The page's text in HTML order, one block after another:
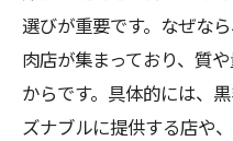
選びが重要です。なぜな
肉店が集まっており、質
からです。具体的には、
ズナブルに提供する店や